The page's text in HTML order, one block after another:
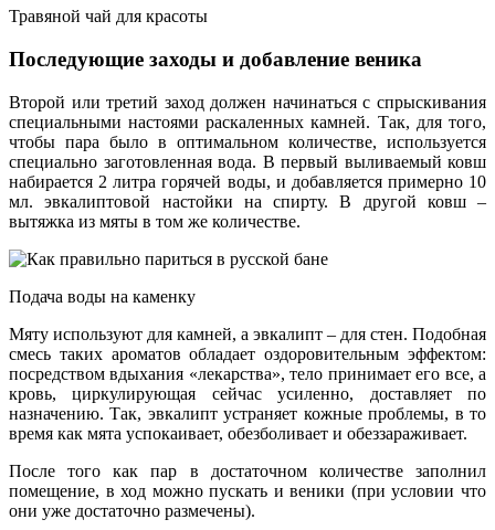
Травяной чай для красоты
Последующие заходы и добавление веника
Второй или третий заход должен начинаться с спрыскивания
специальными настоями раскаленных камней. Так, для того,
чтобы пара было в оптимальном количестве, используется
специально заготовленная вода. В первый выливаемый ковш
набирается 2 литра горячей воды, и добавляется примерно 10
мл. эвкалиптовой настойки на спирту. В другой ковш –
вытяжка из мяты в том же количестве.
Подача воды на каменку
Мяту используют для камней, а эвкалипт – для стен. Подобная
смесь таких ароматов обладает оздоровительным эффектом:
посредством вдыхания «лекарства», тело принимает его все, а
кровь, циркулирующая сейчас усиленно, доставляет по
назначению. Так, эвкалипт устраняет кожные проблемы, в то
время как мята успокаивает, обезболивает и обеззараживает.
После того как пар в достаточном количестве заполнил
помещение, в ход можно пускать и веники (при условии что
они уже достаточно размечены).